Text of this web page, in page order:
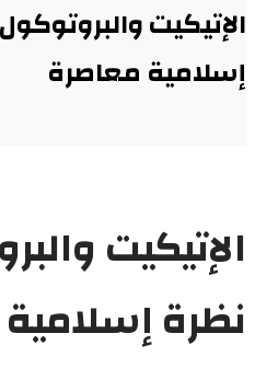
الإتيكيت
إسلامية معاصرة
الإتيكيت
نظرة